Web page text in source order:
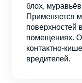
блох,
Применяется
поверхностей
помещениях.
контактно-
вредителей.